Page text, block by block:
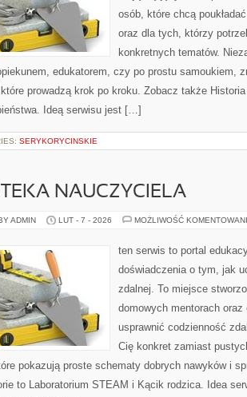
osób, które chcą
oraz dla tych, którzy
konkretnych tematów.
edukatorem, czy po prostu samoukiem,
prowadzą krok po kroku. Zobacz także
Ideą serwisu jest […]
SERYKORYCINSKIE
NAUCZYCIELA
ADMIN LUT - 7 - 2026 MOŻLIWOŚĆ
ten serwis to portal
doświadczenia o tym, jak
zdalnej. To miejsce
domowych mentorach
usprawnić codzienność
Cię konkret zamiast
pokazują proste schematy dobrych nawyków i
to Laboratorium STEAM i Kącik rodzica. Idea